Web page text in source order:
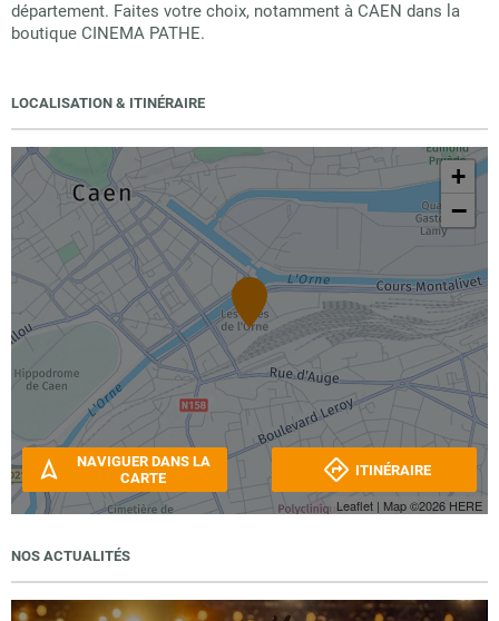
département. Faites votre choix, notamment à CAEN dans la
boutique CINEMA PATHE.
LOCALISATION & ITINÉRAIRE
+
−
Leaflet | Map ©2026 HERE
NAVIGUER DANS LA
CARTE
ITINÉRAIRE
NOS ACTUALITÉS